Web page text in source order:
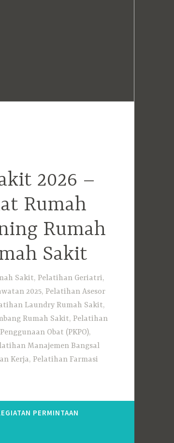
2026 –
Rumah
Rumah
Sakit
Sakit, Pelatihan Geriatri,
2025, Pelatihan Asesor
Laundry Rumah Sakit,
Rumah Sakit, Pelatihan
Obat (PKPO),
Manajemen Bangsal
Kerja, Pelatihan Farmasi
PERMINTAAN